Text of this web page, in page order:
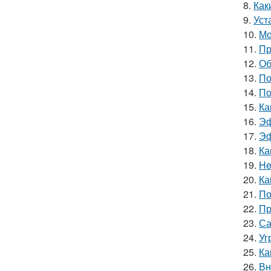
8.
9.
10.
11.
12.
13.
14.
15.
16.
17.
18.
19.
20.
21.
22.
23.
24.
25.
26.